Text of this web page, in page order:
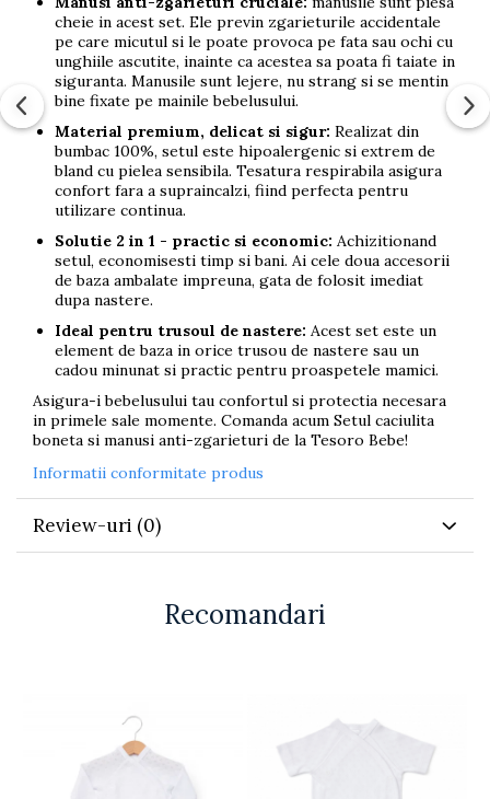
cheie in acest set. Ele previn zgarieturile accidentale
pe care micutul si le poate provoca pe fata sau ochi cu
unghiile ascutite, inainte ca acestea sa poata fi taiate in
siguranta. Manusile sunt lejere, nu strang si se mentin
bine fixate pe mainile bebelusului.
Material premium, delicat si sigur: Realizat din
bumbac 100%, setul este hipoalergenic si extrem de
bland cu pielea sensibila. Tesatura respirabila asigura
confort fara a supraincalzi, fiind perfecta pentru
utilizare continua.
Solutie 2 in 1 - practic si economic: Achizitionand
setul, economisesti timp si bani. Ai cele doua accesorii
de baza ambalate impreuna, gata de folosit imediat
dupa nastere.
Ideal pentru trusoul de nastere: Acest set este un
element de baza in orice trusou de nastere sau un
cadou minunat si practic pentru proaspetele mamici.
Asigura-i bebelusului tau confortul si protectia necesara
in primele sale momente. Comanda acum Setul caciulita
boneta si manusi anti-zgarieturi de la Tesoro Bebe!
Informatii conformitate produs
Review-uri (0)
Recomandari